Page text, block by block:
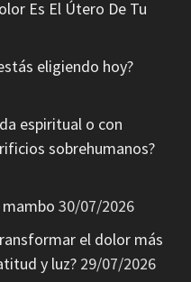
Es El Útero De Tu
eligiendo hoy?
espiritual o con
sobrehumanos?
30/07/2026
el dolor más
y luz? 29/07/2026